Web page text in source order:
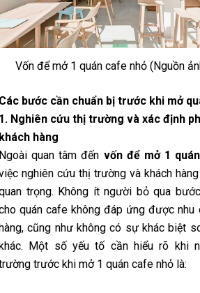
Vốn để mở 1 quán cafe nhỏ (Nguồn
Các bước cần chuẩn bị trước khi mở
1. Nghiên cứu thị trường và xác định
khách hàng
Ngoài quan tâm đến vốn để mở 1
nghiên cứu thị trường và khách
trọng. Không ít người bỏ qua
quán cafe không đáp ứng được nhu
cũng như không có sự khác biệt
Một số yếu tố cần hiểu rõ khi
trước khi mở 1 quán cafe nhỏ là: